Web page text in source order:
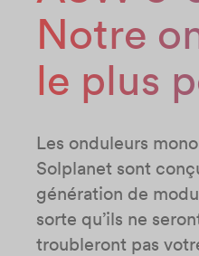
Notre
le plus
Les onduleurs
Solplanet sont
génération de
sorte qu’ils ne
troubleront pas